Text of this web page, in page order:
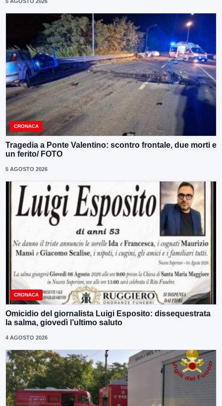
CRONACA
Tragedia a Ponte Valentino: scontro frontale, due morti e
un ferito/ FOTO
5 AGOSTO 2026
CRONACA
Omicidio del giornalista Luigi Esposito: dissequestrata
la salma, giovedì l’ultimo saluto
4 AGOSTO 2026